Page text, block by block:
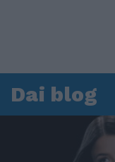
Dai blog